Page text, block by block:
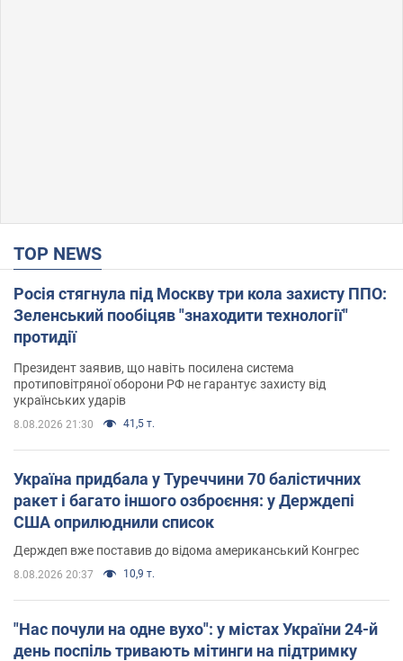
TOP NEWS
Росія стягнула під Москву три кола захисту ППО:
Зеленський пообіцяв "знаходити технології"
протидії
Президент заявив, що навіть посилена система
протиповітряної оборони РФ не гарантує захисту від
українських ударів
8.08.2026 21:30 41,5 т.
Україна придбала у Туреччини 70 балістичних
ракет і багато іншого озброєння: у Держдепі
США оприлюднили список
Держдеп вже поставив до відома американський Конгрес
8.08.2026 20:37 10,9 т.
"Нас почули на одне вухо": у містах України 24-й
день поспіль тривають мітинги на підтримку